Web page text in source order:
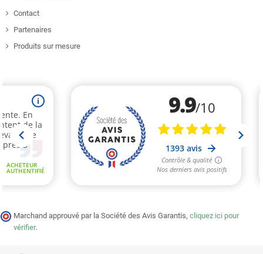
Contact
Partenaires
Produits sur mesure
Marchand approuvé par la Société des Avis Garantis, cliquez ici pour
vérifier.